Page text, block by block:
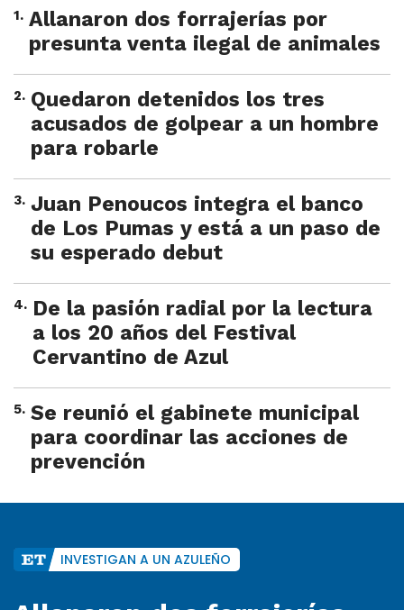
1. Allanaron dos forrajerías por
presunta venta ilegal de animales
2. Quedaron detenidos los tres
acusados de golpear a un hombre
para robarle
3. Juan Penoucos integra el banco
de Los Pumas y está a un paso de
su esperado debut
4. De la pasión radial por la lectura
a los 20 años del Festival
Cervantino de Azul
5. Se reunió el gabinete municipal
para coordinar las acciones de
prevención
INVESTIGAN A UN AZULEÑO